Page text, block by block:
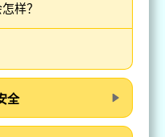
样？
全